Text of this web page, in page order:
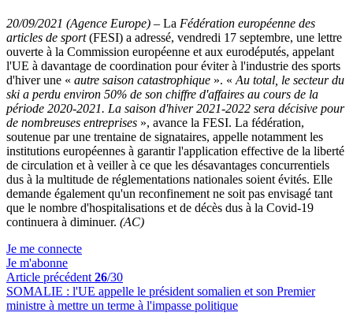
20/09/2021 (Agence Europe) – La Fédération européenne des
articles de sport(FESI) a adressé, vendredi 17 septembre, une lettre
ouverte à la Commission européenne et aux eurodéputés, appelant
l'UE à davantage de coordination pour éviter à l'industrie des sports
d'hiver une « autre saison catastrophique ». « Au total, le secteur du
ski a perdu environ 50% de son chiffre d'affaires au cours de la
période 2020-2021. La saison d'hiver 2021-2022 sera décisive pour
de nombreuses entreprises », avance la FESI. La fédération,
soutenue par une trentaine de signataires, appelle notamment les
institutions européennes à garantir l'application effective de la liberté
de circulation et à veiller à ce que les désavantages concurrentiels
dus à la multitude de réglementations nationales soient évités. Elle
demande également qu'un reconfinement ne soit pas envisagé tant
que le nombre d'hospitalisations et de décès dus à la Covid-19
continuera à diminuer. (AC)
Je me connecte
Je m'abonne
Article précédent 26/30
SOMALIE : l'UE appelle le président somalien et son Premier
ministre à mettre un terme à l'impasse politique